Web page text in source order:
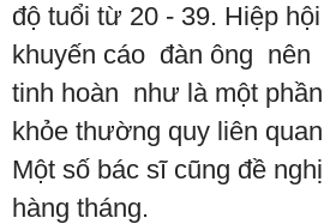
độ tuổi từ 20 - 39. Hiệp
khuyến cáo đàn ông
tinh hoàn như là một
khỏe thường quy liên
Một số bác sĩ cũng đề
hàng tháng.